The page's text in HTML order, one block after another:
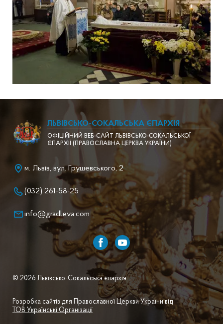
ЛЬВІВСЬКО-СОКАЛЬСЬКА ЄПАРХІЯ
ОФІЦІЙНИЙ ВЕБ-САЙТ ЛЬВІВСЬКО-СОКАЛЬСЬКОЇ
ЄПАРХІЇ (ПРАВОСЛАВНА ЦЕРКВА УКРАЇНИ)
м. Львів, вул. Грушевського, 2
(032) 261-58-25
info@gradleva.com
© 2026 Львівсько-Сокальська єпархія .
Розробка сайтів для Православної Церкви України від
ТОВ Українські Організації